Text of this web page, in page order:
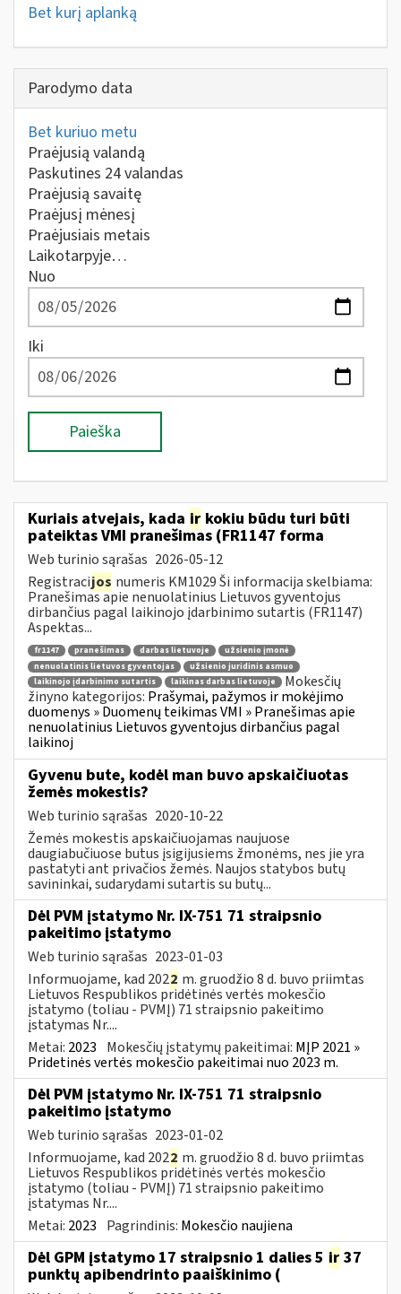
Bet kurį aplanką
Parodymo data
Bet kuriuo metu
Praėjusią valandą
Paskutines 24 valandas
Praėjusią savaitę
Praėjusį mėnesį
Praėjusiais metais
Laikotarpyje…
Nuo
Iki
Paieška
Kuriais atvejais, kada ir kokiu būdu turi būti
pateiktas VMI pranešimas (FR1147 forma
Web turinio sąrašas 2026-05-12
Registracijos numeris KM1029 Ši informacija skelbiama:
Pranešimas apie nenuolatinius Lietuvos gyventojus
dirbančius pagal laikinojo įdarbinimo sutartis (FR1147)
Aspektas...
fr1147 pranešimas darbas lietuvoje
užsienio įmonė
nenuolatinis lietuvos gyventojas
užsienio juridinis asmuo
laikinojo įdarbinimo sutartis
laikinas darbas lietuvoje
Mokesčių
žinyno kategorijos: Prašymai, pažymos ir mokėjimo
duomenys » Duomenų teikimas VMI » Pranešimas apie
nenuolatinius Lietuvos gyventojus dirbančius pagal
laikinoj
Gyvenu bute, kodėl man buvo apskaičiuotas
žemės mokestis?
Web turinio sąrašas 2020-10-22
Žemės mokestis apskaičiuojamas naujuose
daugiabučiuose butus įsigijusiems žmonėms, nes jie yra
pastatyti ant privačios žemės. Naujos statybos butų
savininkai, sudarydami sutartis su butų...
Dėl PVM įstatymo Nr. IX-751 71 straipsnio
pakeitimo įstatymo
Web turinio sąrašas 2023-01-03
Informuojame, kad 2022 m. gruodžio 8 d. buvo priimtas
Lietuvos Respublikos pridėtinės vertės mokesčio
įstatymo (toliau ­- PVMĮ) 71 straipsnio pakeitimo
įstatymas Nr....
Metai: 2023 Mokesčių įstatymų pakeitimai: MĮP 2021 »
Pridetinės vertės mokesčio pakeitimai nuo 2023 m.
Dėl PVM įstatymo Nr. IX-751 71 straipsnio
pakeitimo įstatymo
Web turinio sąrašas 2023-01-02
Informuojame, kad 2022 m. gruodžio 8 d. buvo priimtas
Lietuvos Respublikos pridėtinės vertės mokesčio
įstatymo (toliau ­- PVMĮ) 71 straipsnio pakeitimo
įstatymas Nr....
Metai: 2023 Pagrindinis: Mokesčio naujiena
Dėl GPM įstatymo 17 straipsnio 1 dalies 5 ir 37
punktų apibendrinto paaiškinimo (